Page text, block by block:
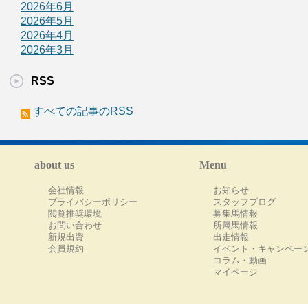
2026年6月
2026年5月
2026年4月
2026年3月
RSS
すべての記事のRSS